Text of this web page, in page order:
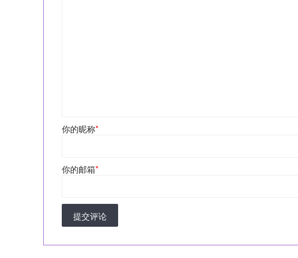
你的昵称*
你的邮箱*
提交评论